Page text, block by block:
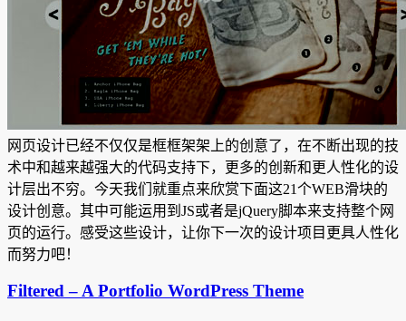
网页设计已经不仅仅是框框架架上的创意了，在不断出现的技
术中和越来越强大的代码支持下，更多的创新和更人性化的设
计层出不穷。今天我们就重点来欣赏下面这21个WEB滑块的
设计创意。其中可能运用到JS或者是jQuery脚本来支持整个网
页的运行。感受这些设计，让你下一次的设计项目更具人性化
而努力吧！
Filtered – A Portfolio WordPress Theme